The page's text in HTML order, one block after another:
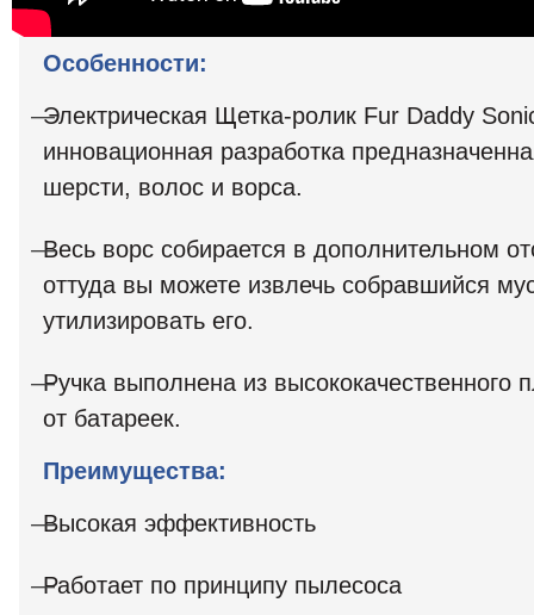
Особенности:
Электрическая Щетка-ролик Fur Daddy
инновационная разработка
шерсти, волос и ворса.
Весь ворс собирается в дополнительном
оттуда вы можете извлечь собравшийся
утилизировать его.
Ручка выполнена из высококачественного
от батареек.
Преимущества:
Высокая эффективность
Работает по принципу пылесоса